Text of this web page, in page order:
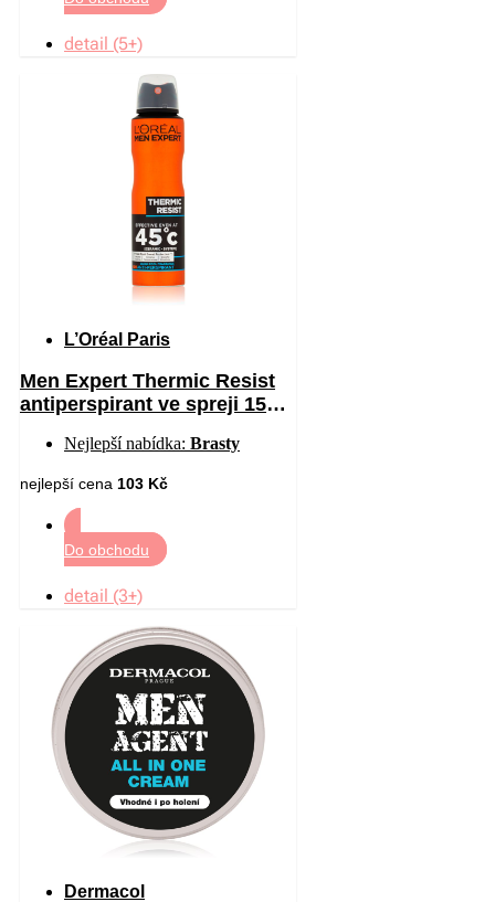
detail (5+)
L’Oréal Paris
Men Expert Thermic Resist
antiperspirant ve spreji 150
Nejlepší nabídka: Brasty
nejlepší cena 103 Kč
Do obchodu
detail (3+)
Dermacol